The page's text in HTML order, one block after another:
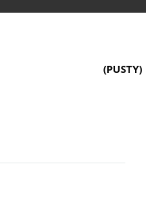
(PUSTY)